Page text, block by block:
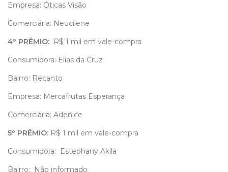
Empresa: Óticas Visão
Comerciária: Neucilene
4º PRÊMIO: R$ 1 mil em vale-compra
Consumidora: Elias da Cruz
Bairro: Recanto
Empresa: Mercafrutas Esperança
Comerciária: Adenice
5º PRÊMIO: R$ 1 mil em vale-compra
Consumidora: Estephany Akila
Bairro: Não informado